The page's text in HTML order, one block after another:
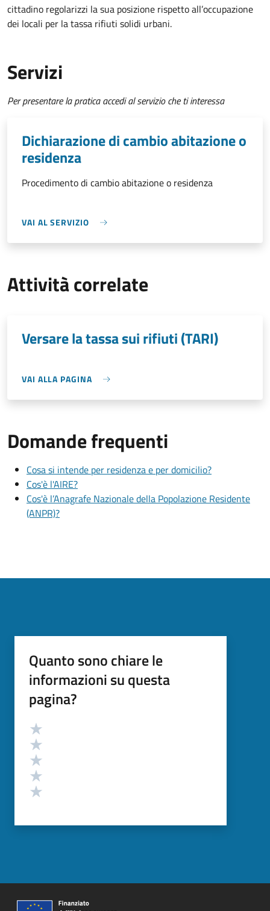
cittadino regolarizzi la sua posizione rispetto all’occupazione
dei locali per la tassa rifiuti solidi urbani.
Servizi
Per presentare la pratica accedi al servizio che ti interessa
Dichiarazione di cambio abitazione o
residenza
Procedimento di cambio abitazione o residenza
VAI AL SERVIZIO
Attività correlate
Versare la tassa sui rifiuti (TARI)
VAI ALLA PAGINA
Domande frequenti
Cosa si intende per residenza e per domicilio?
Cos'è l'AIRE?
Cos'è l’Anagrafe Nazionale della Popolazione Residente
(ANPR)?
Quanto sono chiare le
informazioni su questa
pagina?
Valutazione